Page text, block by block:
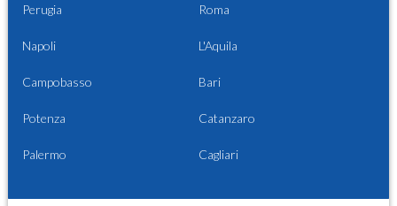
Perugia Roma
Napoli L'Aquila
Campobasso Bari
Potenza Catanzaro
Palermo Cagliari